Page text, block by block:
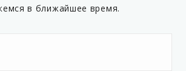
в ближайшее время.